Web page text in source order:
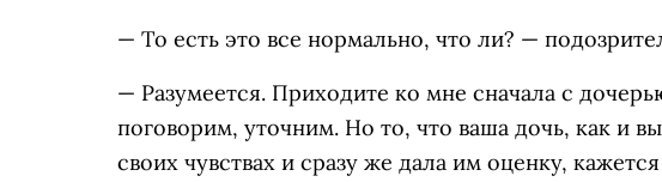
— То есть это все нормально, что ли? —
— Разумеется. Приходите ко мне сначала с
поговорим, уточним. Но то, что ваша дочь, как и
своих чувствах и сразу же дала им оценку,